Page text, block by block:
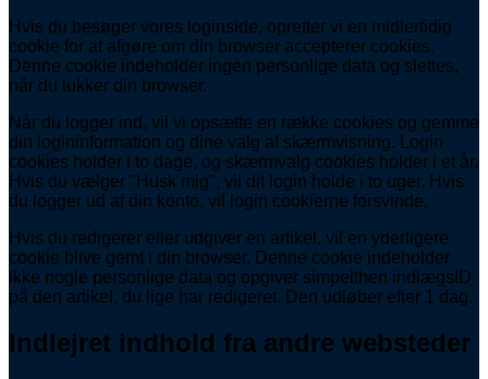
Hvis du besøger vores loginside, opretter vi en midlertidig
cookie for at afgøre om din browser accepterer cookies.
Denne cookie indeholder ingen personlige data og slettes,
når du lukker din browser.
Når du logger ind, vil vi opsætte en række cookies og gemme
din logininformation og dine valg af skærmvisning. Login
cookies holder i to dage, og skærmvalg cookies holder i et år.
Hvis du vælger "Husk mig", vil dit login holde i to uger. Hvis
du logger ud af din konto, vil login cookierne forsvinde.
Hvis du redigerer eller udgiver en artikel, vil en yderligere
cookie blive gemt i din browser. Denne cookie indeholder
ikke nogle personlige data og opgiver simpelthen indlægsID
på den artikel, du lige har redigeret. Den udløber efter 1 dag.
Indlejret indhold fra andre websteder